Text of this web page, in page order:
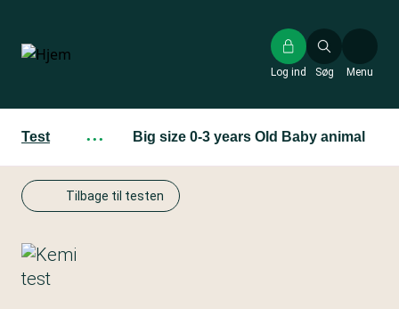
hovedindhold
Søg
Log ind Menu
Test ··· Big size 0-3 years Old Baby animal
Tilbage til testen